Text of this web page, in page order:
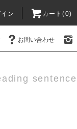
ン カート(0)
お問い合わせ
sentence